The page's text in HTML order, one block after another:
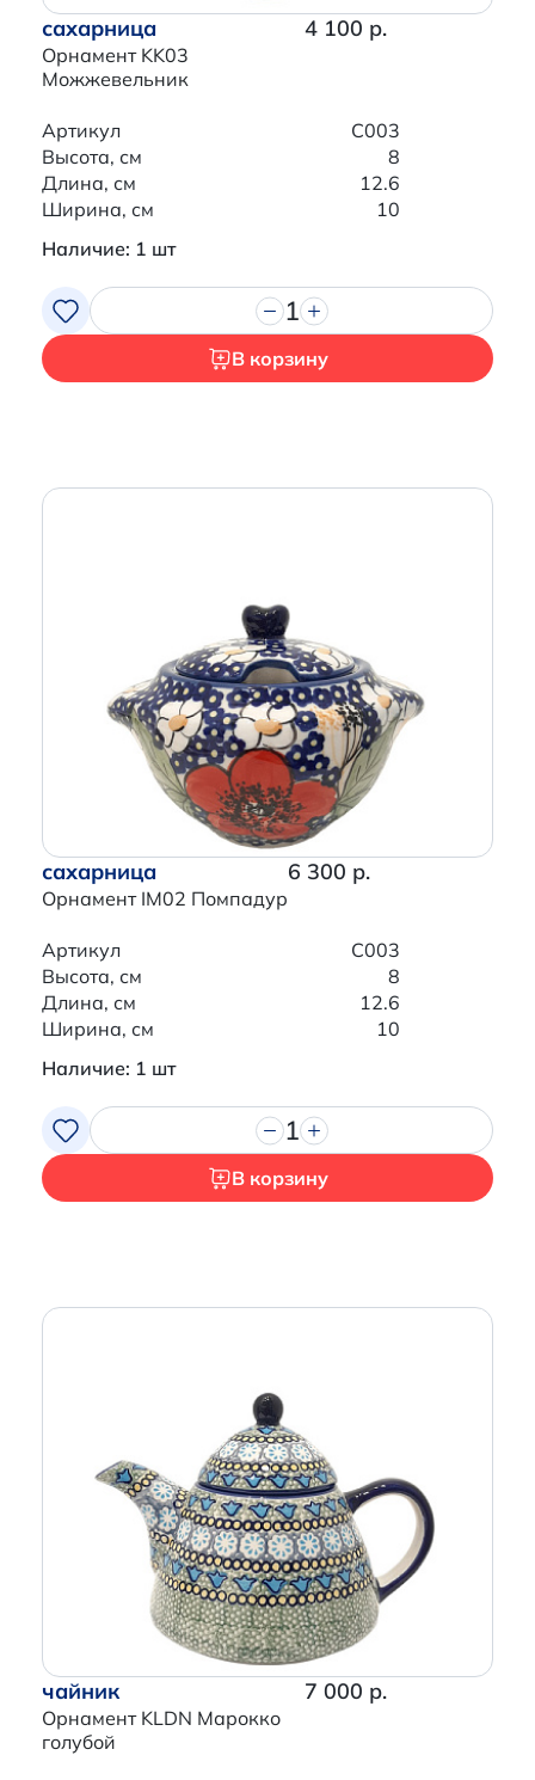
сахарница
Орнамент KK03
Можжевельник
4 100 р.
Артикул
C003
Высота, см
8
Длина, см
12.6
Ширина, см
10
Наличие: 1 шт
1
В корзину
сахарница
Орнамент IM02 Помпадур
6 300 р.
Артикул
C003
Высота, см
8
Длина, см
12.6
Ширина, см
10
Наличие: 1 шт
1
В корзину
чайник
Орнамент KLDN Марокко
голубой
7 000 р.